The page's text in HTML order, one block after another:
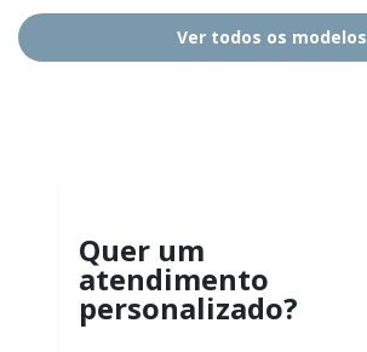
Ver todos os modelos
Quer um
atendimento
personalizado?